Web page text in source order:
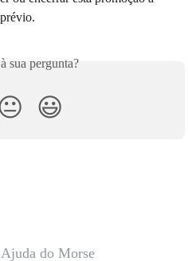
sua pergunta?
😃